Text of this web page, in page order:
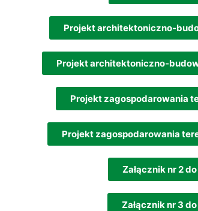
Projekt architektoniczno-
Projekt architektoniczno-
Projekt zagospodarowania
Projekt zagospodarowania
Załącznik nr 2
Załącznik nr 3